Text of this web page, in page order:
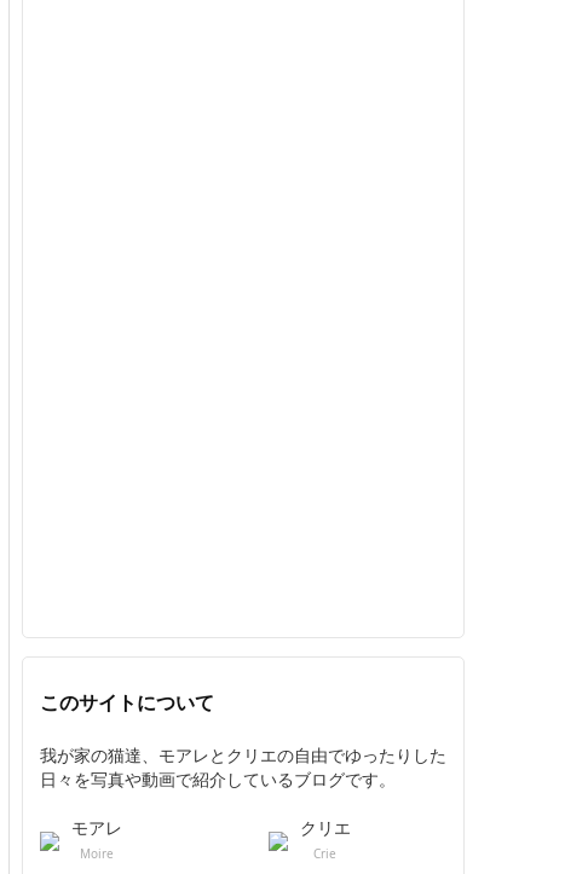
このサイトについて
我が家の猫達、モアレとクリエの自由でゆったりした
日々を写真や動画で紹介しているブログです。
モアレ
Moire
クリエ
Crie